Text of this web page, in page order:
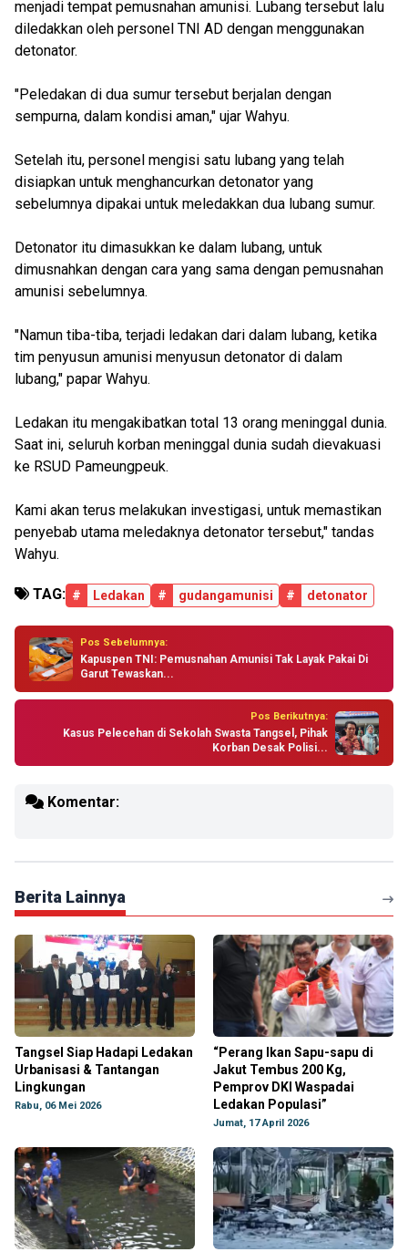
menjadi tempat pemusnahan amunisi. Lubang tersebut lalu
diledakkan oleh personel TNI AD dengan menggunakan
detonator.
"Peledakan di dua sumur tersebut berjalan dengan
sempurna, dalam kondisi aman," ujar Wahyu.
Setelah itu, personel mengisi satu lubang yang telah
disiapkan untuk menghancurkan detonator yang
sebelumnya dipakai untuk meledakkan dua lubang sumur.
Detonator itu dimasukkan ke dalam lubang, untuk
dimusnahkan dengan cara yang sama dengan pemusnahan
amunisi sebelumnya.
"Namun tiba-tiba, terjadi ledakan dari dalam lubang, ketika
tim penyusun amunisi menyusun detonator di dalam
lubang," papar Wahyu.
Ledakan itu mengakibatkan total 13 orang meninggal dunia.
Saat ini, seluruh korban meninggal dunia sudah dievakuasi
ke RSUD Pameungpeuk.
Kami akan terus melakukan investigasi, untuk memastikan
penyebab utama meledaknya detonator tersebut," tandas
Wahyu.
TAG: # Ledakan # gudangamunisi # detonator
Pos Sebelumnya:
Kapuspen TNI: Pemusnahan Amunisi Tak Layak Pakai Di
Garut Tewaskan...
Pos Berikutnya:
Kasus Pelecehan di Sekolah Swasta Tangsel, Pihak
Korban Desak Polisi...
Komentar:
Berita Lainnya
Tangsel Siap Hadapi Ledakan
Urbanisasi & Tantangan
Lingkungan
Rabu, 06 Mei 2026
“Perang Ikan Sapu-sapu di
Jakut Tembus 200 Kg,
Pemprov DKI Waspadai
Ledakan Populasi”
Jumat, 17 April 2026